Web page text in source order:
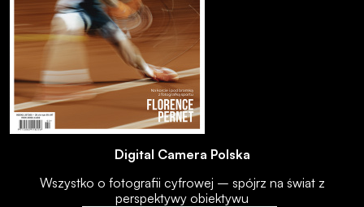
Digital Camera Polska
Wszystko o fotografii cyfrowej – spójrz na świat z
perspektywy obiektywu